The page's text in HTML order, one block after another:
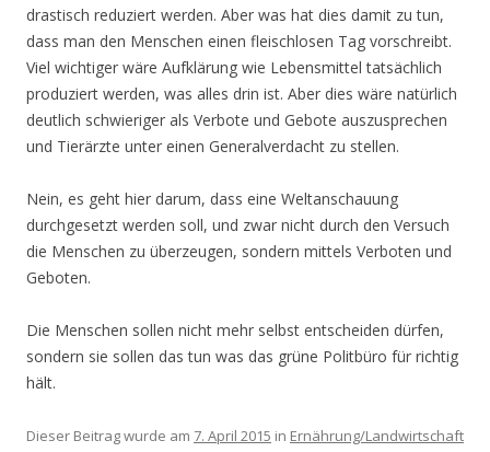
drastisch reduziert werden. Aber was hat dies damit zu tun,
dass man den Menschen einen fleischlosen Tag vorschreibt.
Viel wichtiger wäre Aufklärung wie Lebensmittel tatsächlich
produziert werden, was alles drin ist. Aber dies wäre natürlich
deutlich schwieriger als Verbote und Gebote auszusprechen
und Tierärzte unter einen Generalverdacht zu stellen.
Nein, es geht hier darum, dass eine Weltanschauung
durchgesetzt werden soll, und zwar nicht durch den Versuch
die Menschen zu überzeugen, sondern mittels Verboten und
Geboten.
Die Menschen sollen nicht mehr selbst entscheiden dürfen,
sondern sie sollen das tun was das grüne Politbüro für richtig
hält.
Dieser Beitrag wurde am 7. April 2015 in Ernährung/Landwirtschaft